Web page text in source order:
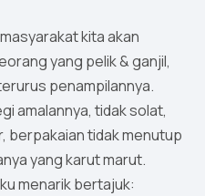
kita akan
yang pelik & ganjil,
penampilannya.
amalannya, tidak solat,
berpakaian tidak menutup
yang karut marut.
menarik bertajuk: